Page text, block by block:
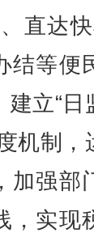
直达
结等便
建立“
机制
加强部
，实现